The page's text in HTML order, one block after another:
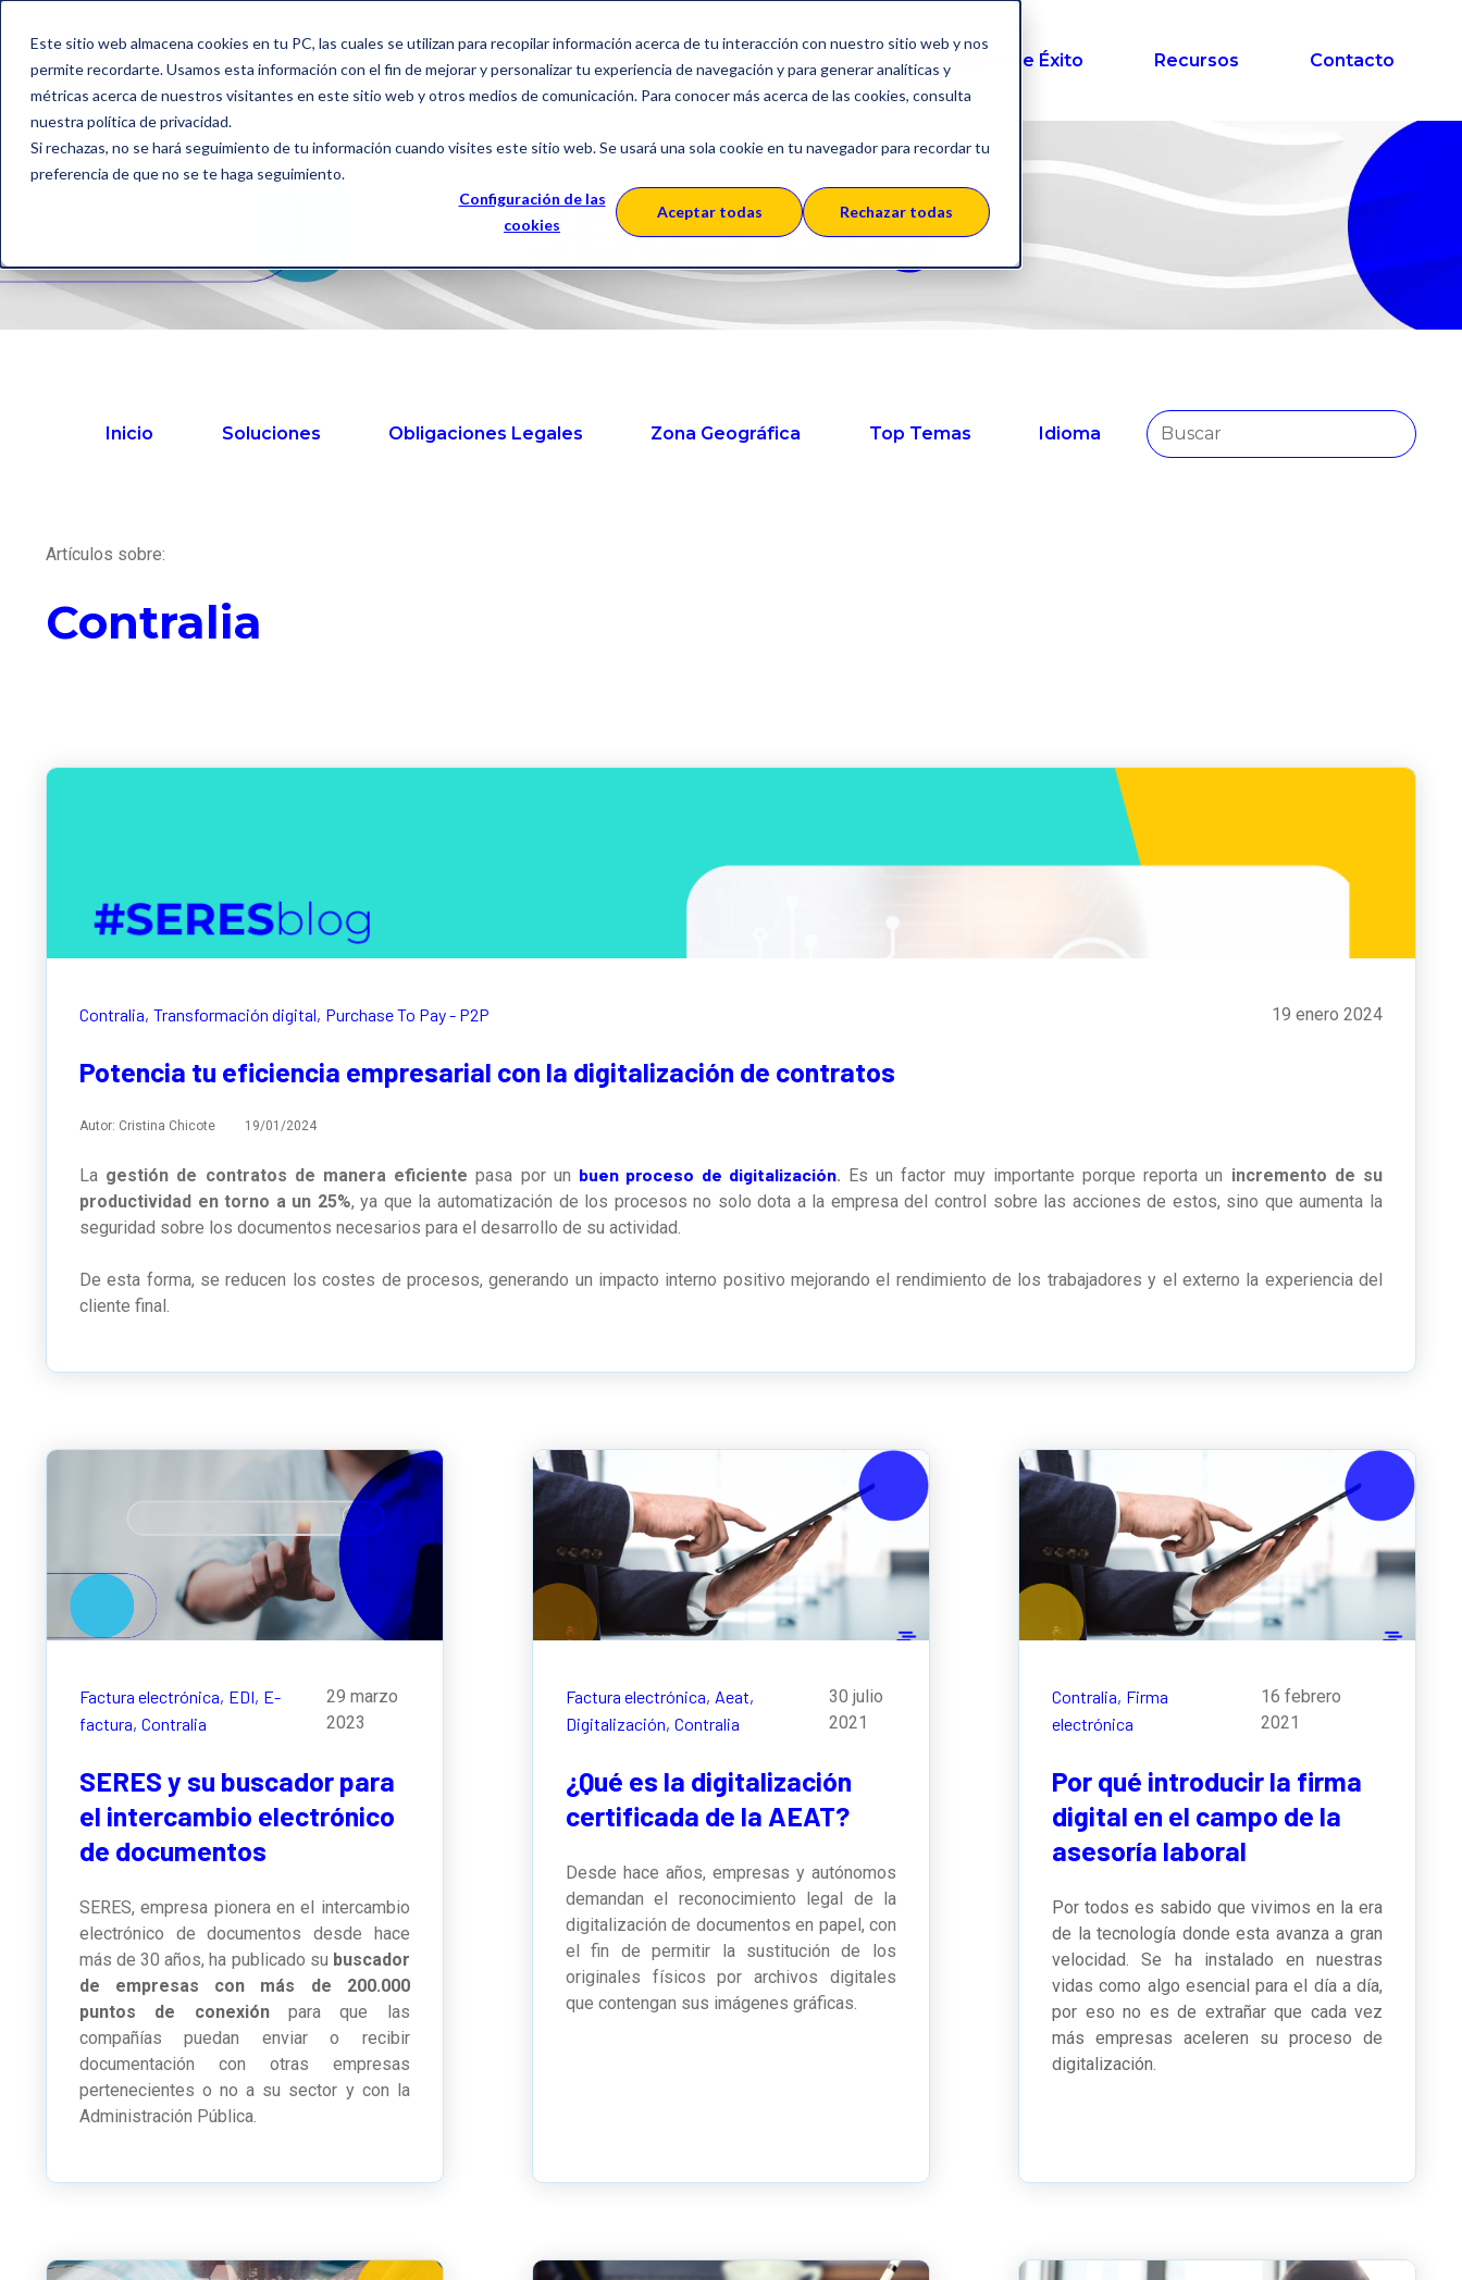
Este sitio web almacena cookies en tu PC, las cuales se utilizan para recopilar información acerca de tu interacción con nuestro sitio web y nos
permite recordarte. Usamos esta información con el fin de mejorar y personalizar tu experiencia de navegación y para generar analíticas y
métricas acerca de nuestros visitantes en este sitio web y otros medios de comunicación. Para conocer más acerca de las cookies, consulta
nuestra política de privacidad.
Si rechazas, no se hará seguimiento de tu información cuando visites este sitio web. Se usará una sola cookie en tu navegador para recordar tu
preferencia de que no se te haga seguimiento.
Configuración de las
cookies
Aceptar todas Rechazar todas
Soluciones Sobre SERES Casos de Éxito Recursos Contacto
SERES Blog
Inicio Soluciones Obligaciones Legales Zona Geográfica Top Temas Idioma
Artículos sobre:
Contralia
Contralia, Transformación digital, Purchase To Pay - P2P 19 enero 2024
Potencia tu eficiencia empresarial con la digitalización de contratos
Autor: Cristina Chicote 19/01/2024
La gestión de contratos de manera eficientepasa por un buen proceso de digitalización. Es un factor muy importante porque reporta un incremento de su
productividad en torno a un 25%, ya que la automatización de los procesos no solo dota a la empresa del control sobre las acciones de estos, sino que aumenta la
seguridad sobre los documentos necesarios para el desarrollo de su actividad.
De esta forma, se reducen los costes de procesos, generando un impacto interno positivo mejorando el rendimiento de los trabajadores y el externo la experiencia del
cliente final.
Factura electrónica, EDI, E-
factura, Contralia
29 marzo
2023
SERES y su buscador para
el intercambio electrónico
de documentos
SERES, empresa pionera en el intercambio
electrónico de documentos desde hace
más de 30 años, ha publicado su buscador
de empresas con más de 200.000
puntos de conexiónpara que las
compañías puedan enviar o recibir
documentación con otras empresas
pertenecientes o no a su sector y con la
Administración Pública.
Factura electrónica, Aeat,
Digitalización, Contralia
30 julio
2021
¿Qué es la digitalización
certificada de la AEAT?
Desde hace años, empresas y autónomos
demandan el reconocimiento legal de la
digitalización de documentos en papel, con
el fin de permitir la sustitución de los
originales físicos por archivos digitales
que contengan sus imágenes gráficas.
Contralia, Firma
electrónica
16 febrero
2021
Por qué introducir la firma
digital en el campo de la
asesoría laboral
Por todos es sabido que vivimos en la era
de la tecnología donde esta avanza a gran
velocidad. Se ha instalado en nuestras
vidas como algo esencial para el día a día,
por eso no es de extrañar que cada vez
más empresas aceleren su proceso de
digitalización.